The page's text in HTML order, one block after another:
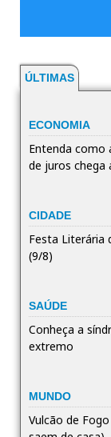
ÚLTIMAS
ECONOMIA
Entenda como
de juros chega
CIDADE
Festa Literária
(9/8)
SAÚDE
Conheça a
extremo
MUNDO
Vulcão de